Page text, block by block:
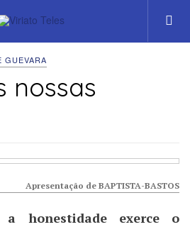
GUEVARA
nossas
Apresentação de BAPTISTA-BASTOS
a honestidade exerce o